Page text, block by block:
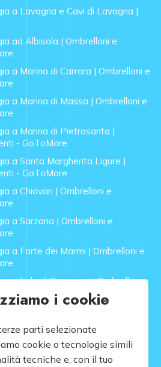
a Lavagna e Cavi di Lavagna |
ad Albisola | Ombrelloni e
a Marina di Carrara | Ombrelloni e
a Marina di Massa | Ombrelloni e
a Marina di Pietrasanta |
- GoToMare
a Santa Margherita Ligure |
- GoToMare
a Chiavari | Ombrelloni e
a Sarzana | Ombrelloni e
a Forte dei Marmi | Ombrelloni e
a Lido di Camaiore | Ombrelloni e
a Rapallo | Ombrelloni e
i cookie
parti selezionate
cookie o tecnologie simili
tecniche e, con il tuo